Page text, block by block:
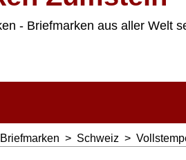
- Briefmarken aus aller Welt
Briefmarken > Schweiz >